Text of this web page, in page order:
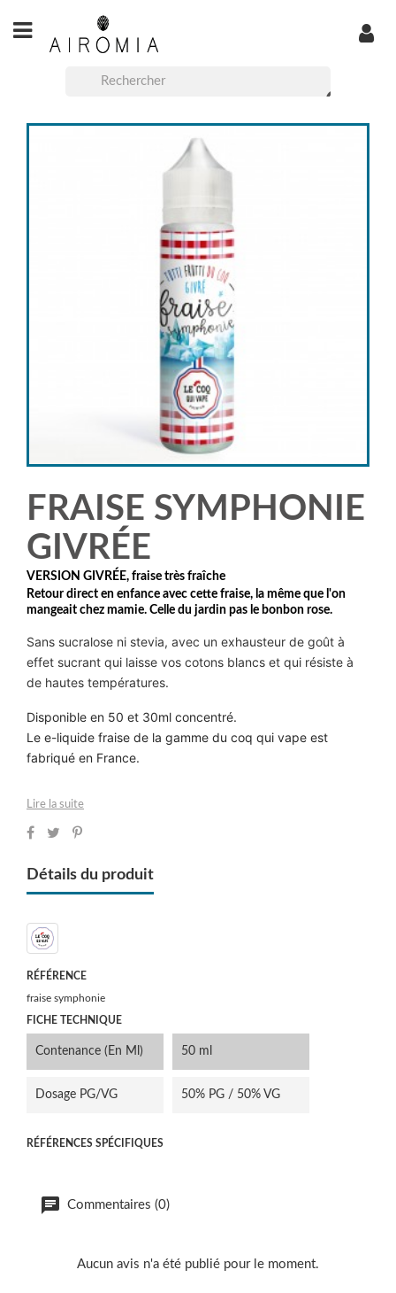
FRAISE SYMPHONIE
GIVRÉE
VERSION GIVRÉE, fraise très fraîche
Retour direct en enfance avec cette fraise, la même que l'on
mangeait chez mamie. Celle du jardin pas le bonbon rose.
Sans sucralose ni stevia, avec un exhausteur de goût à
effet sucrant qui laisse vos cotons blancs et qui résiste à
de hautes températures.
Disponible en 50 et 30ml concentré.
Le e-liquide fraise de la gamme du coq qui vape est
fabriqué en France.
Lire la suite
Détails du produit
RÉFÉRENCE
fraise symphonie
FICHE TECHNIQUE
Contenance (en Ml) 50 ml
Dosage PG/VG 50% PG / 50% VG
RÉFÉRENCES SPÉCIFIQUES
Commentaires (0)
Aucun avis n'a été publié pour le moment.